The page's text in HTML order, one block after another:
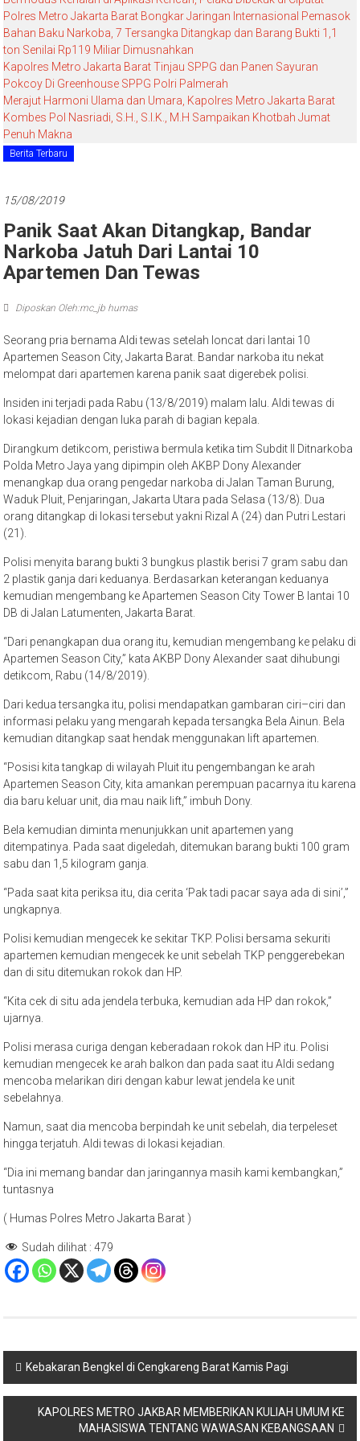
Polres Metro Jakarta Barat Bongkar Jaringan Internasional Pemasok
Bahan Baku Narkoba, 7 Tersangka Ditangkap dan Barang Bukti 1,1
ton Senilai Rp119 Miliar Dimusnahkan
Kapolres Metro Jakarta Barat Tinjau SPPG dan Panen Sayuran
Pokcoy Di Greenhouse SPPG Polri Palmerah
Merajut Harmoni Ulama dan Umara, Kapolres Metro Jakarta Barat
Kombes Pol Nasriadi, S.H., S.I.K., M.H Sampaikan Khotbah Jumat
Penuh Makna
Berita Terbaru
15/08/2019
Panik Saat Akan Ditangkap, Bandar
Narkoba Jatuh Dari Lantai 10
Apartemen Dan Tewas
Diposkan Oleh:mc_jb humas
Seorang pria bernama Aldi tewas setelah loncat dari lantai 10
Apartemen Season City, Jakarta Barat. Bandar narkoba itu nekat
melompat dari apartemen karena panik saat digerebek polisi.
Insiden ini terjadi pada Rabu (13/8/2019) malam lalu. Aldi tewas di
lokasi kejadian dengan luka parah di bagian kepala.
Dirangkum detikcom, peristiwa bermula ketika tim Subdit II Ditnarkoba
Polda Metro Jaya yang dipimpin oleh AKBP Dony Alexander
menangkap dua orang pengedar narkoba di Jalan Taman Burung,
Waduk Pluit, Penjaringan, Jakarta Utara pada Selasa (13/8). Dua
orang ditangkap di lokasi tersebut yakni Rizal A (24) dan Putri Lestari
(21).
Polisi menyita barang bukti 3 bungkus plastik berisi 7 gram sabu dan
2 plastik ganja dari keduanya. Berdasarkan keterangan keduanya
kemudian mengembang ke Apartemen Season City Tower B lantai 10
DB di Jalan Latumenten, Jakarta Barat.
“Dari penangkapan dua orang itu, kemudian mengembang ke pelaku di
Apartemen Season City,” kata AKBP Dony Alexander saat dihubungi
detikcom, Rabu (14/8/2019).
Dari kedua tersangka itu, polisi mendapatkan gambaran ciri–ciri dan
informasi pelaku yang mengarah kepada tersangka Bela Ainun. Bela
kemudian ditangkap saat hendak menggunakan lift apartemen.
“Posisi kita tangkap di wilayah Pluit itu pengembangan ke arah
Apartemen Season City, kita amankan perempuan pacarnya itu karena
dia baru keluar unit, dia mau naik lift,” imbuh Dony.
Bela kemudian diminta menunjukkan unit apartemen yang
ditempatinya. Pada saat digeledah, ditemukan barang bukti 100 gram
sabu dan 1,5 kilogram ganja.
“Pada saat kita periksa itu, dia cerita ‘Pak tadi pacar saya ada di sini’,”
ungkapnya.
Polisi kemudian mengecek ke sekitar TKP. Polisi bersama sekuriti
apartemen kemudian mengecek ke unit sebelah TKP penggerebekan
dan di situ ditemukan rokok dan HP.
“Kita cek di situ ada jendela terbuka, kemudian ada HP dan rokok,”
ujarnya.
Polisi merasa curiga dengan keberadaan rokok dan HP itu. Polisi
kemudian mengecek ke arah balkon dan pada saat itu Aldi sedang
mencoba melarikan diri dengan kabur lewat jendela ke unit
sebelahnya.
Namun, saat dia mencoba berpindah ke unit sebelah, dia terpeleset
hingga terjatuh. Aldi tewas di lokasi kejadian.
“Dia ini memang bandar dan jaringannya masih kami kembangkan,”
tuntasnya
( Humas Polres Metro Jakarta Barat )
Sudah dilihat : 479
Navigasi
pos
Kebakaran Bengkel di Cengkareng Barat Kamis Pagi
KAPOLRES METRO JAKBAR MEMBERIKAN KULIAH UMUM KE
MAHASISWA TENTANG WAWASAN KEBANGSAAN